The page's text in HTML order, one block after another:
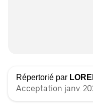
Répertorié par
Acceptation janv.